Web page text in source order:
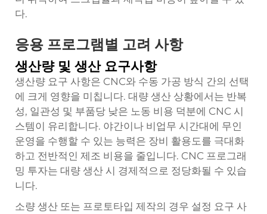
다.
응용 프로그램별 고려 사항
생산량 및 생산 요구사항
생산량 요구 사항은 CNC와 수동 가공 방식 간의 선택
에 크게 영향을 미칩니다. 대량 생산 상황에서는 반복
성, 일관성 및 부품당 낮은 노동 비용 덕분에 CNC 시
스템이 유리합니다. 야간이나 비업무 시간대에 무인
운영을 수행할 수 있는 능력은 장비 활용도를 극대화
하고 전반적인 제조 비용을 줄입니다. CNC 프로그래
밍 투자는 대량 생산 시 경제적으로 정당화될 수 있습
니다.
소량 생산 또는 프로토타입 제작의 경우 설정 요구 사